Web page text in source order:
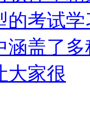
的考试
涵盖了
大家很